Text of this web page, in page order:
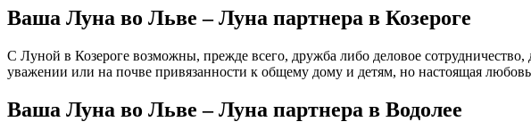
Ваша Луна во Льве – Луна партнера в Козероге
С Луной в Козероге возможны, прежде всего, дружба либо деловое
уважении или на почве привязанности к общему дому и детям, но настоящая
Ваша Луна во Льве – Луна партнера в Водолее